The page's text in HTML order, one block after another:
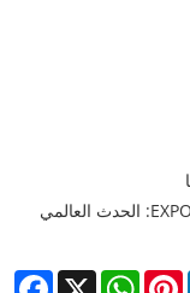
EXPO GRÁFICA 2024 EXPO GRÁFICA 2024: الحدث العالمي
X
WhatsAppPinterest